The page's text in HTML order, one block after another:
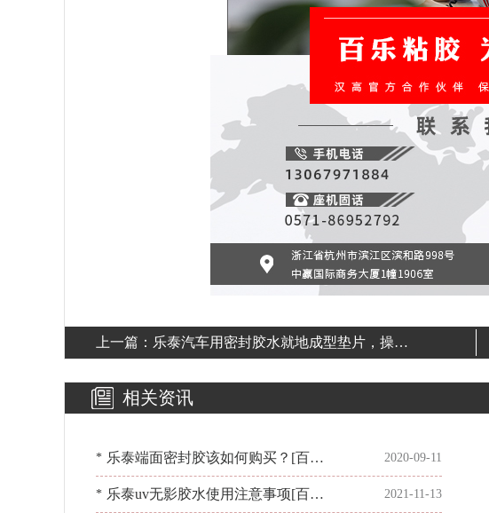
上一篇： 乐泰汽车用密封胶水就地成型垫片，操作
相关资讯
* 乐泰端面密封胶该如何购买？[百乐
粘胶]正规授权经销商
2020-09-11
* 乐泰uv无影胶水使用注意事项[百乐 2021-11-13